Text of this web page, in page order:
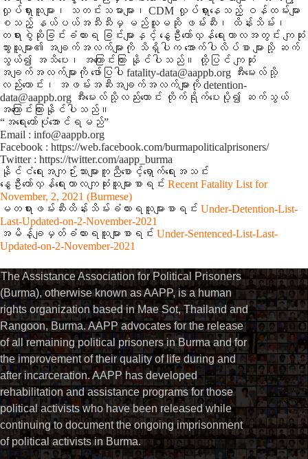
လှုပ်ရှားသူများ၊ သတင်းသမားများ၊ CDM လှုပ်ရှားနေသည့် ဝန်ထမ်းများ
စသည့် နယ်ပယ်အသီးသီးမှ မည်သူမဆို ဖမ်းဆီး၊ ထိန်းသိမ်း၊
တရားစွဲဆိုခြင်းခံထားရ ခြင်းများနှင့် နွေဦးတော်လှန်ရေးကာလအတွင်း ကျဆုံး
သွားသူများ၏ အချက်အလက်များကို သိရှိပါက အောက်ပါလိပ်စာ များသို့ ဆက်
သွယ်၍ အသိပေး၊ အကြောင်းကြား နိုင်ပါသည်။ ထို့ပြင် ကျဆုံး
အချက်အလက်များကို ဖော်ပြပါ fatality-data@aappb.org အီးမေးလ်သို့
လည်းကောင်း၊ အဖမ်းအဆီးအချက်အလက်များကို detention-
data@aappb.org အီးမေးလ်သို့လည်းကောင်း တိုက်ရိုက်ပေးပို့၍ ဆက်သွယ်
အကြောင်းကြားနိုင်ပါသည်။
“အရေးတော်ပုံအောင်ရမည်”
Email : info@aappb.org
Facebook : https://web.facebook.com/burmapoliticalprisoners/
Twitter : https://twitter.com/aapp_burma
နိုင်ငံရေးအကျဉ်းသားများကူညီစောင့်ရှောက်ရေးအသင်း
နွေဦးတော်လှန်ရေးကာလကျဆုံးသူများစာရင်း Recent Fatality List for
November, 2, 2021 (Burmese)
မတရားဖမ်းဆီးထိန်းသိမ်းခံထားရသူများစာရင်း Under-Detention-List-
Last-Updated-on-2-November-2021
အမိန့်ချမှတ်ခံထားရသူများစာရင်း Under-Sentenced-List-Last-
Updated-on-2-November-2021
The Assistance Association for Political Prisoners
(Burma), otherwise known as AAPP, is a human
rights organization based in Mae Sot, Thailand and
Rangoon, Burma. AAPP advocates for the release
of all remaining political prisoners in Burma and for
the improvement of their quality of life during and
after incarceration. AAPP has developed
rehabilitation and assistance programs for those
political activists who have been released while
continuing to document the ongoing imprisonment
of political activists in Burma.